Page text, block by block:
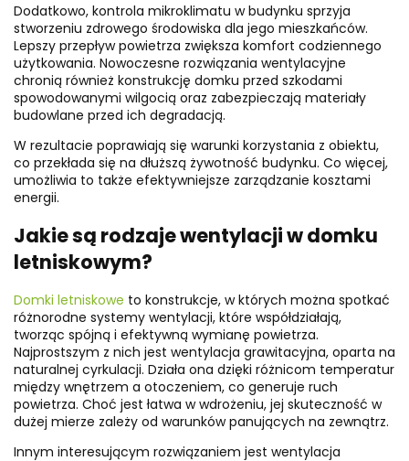
Dodatkowo, kontrola mikroklimatu w budynku sprzyja
stworzeniu zdrowego środowiska dla jego mieszkańców.
Lepszy przepływ powietrza zwiększa komfort codziennego
użytkowania. Nowoczesne rozwiązania wentylacyjne
chronią również konstrukcję domku przed szkodami
spowodowanymi wilgocią oraz zabezpieczają materiały
budowlane przed ich degradacją.
W rezultacie poprawiają się warunki korzystania z obiektu,
co przekłada się na dłuższą żywotność budynku. Co więcej,
umożliwia to także efektywniejsze zarządzanie kosztami
energii.
Jakie są rodzaje wentylacji w domku
letniskowym?
Domki letniskowe to konstrukcje, w których można spotkać
różnorodne systemy wentylacji, które współdziałają,
tworząc spójną i efektywną wymianę powietrza.
Najprostszym z nich jest wentylacja grawitacyjna, oparta na
naturalnej cyrkulacji. Działa ona dzięki różnicom temperatur
między wnętrzem a otoczeniem, co generuje ruch
powietrza. Choć jest łatwa w wdrożeniu, jej skuteczność w
dużej mierze zależy od warunków panujących na zewnątrz.
Innym interesującym rozwiązaniem jest wentylacja